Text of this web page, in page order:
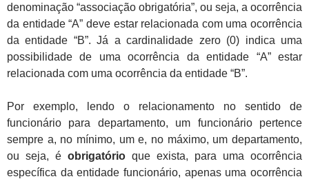
denominação “associação obrigatória”, ou seja, a ocorrência
da entidade “A” deve estar relacionada com uma ocorrência
da entidade “B”. Já a cardinalidade zero (0) indica uma
possibilidade de uma ocorrência da entidade “A” estar
relacionada com uma ocorrência da entidade “B”.
Por exemplo, lendo o relacionamento no sentido de
funcionário para departamento, um funcionário pertence
sempre a, no mínimo, um e, no máximo, um departamento,
ou seja, é obrigatório que exista, para uma ocorrência
específica da entidade funcionário, apenas uma ocorrência